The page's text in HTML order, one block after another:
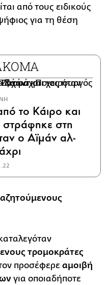
από τους ειδικούς
για τη θέση
το Κάιρο και
στη
o Αϊμάν αλ-
τρομοκράτες
προσέφερε αμοιβή
για οποιαδήποτε